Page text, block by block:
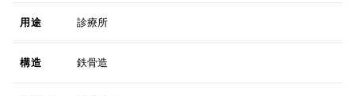
用途 診療所
構造 鉄骨造